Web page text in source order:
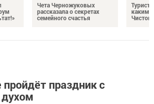
Чета Черножуковых
рассказала о секретах
семейного счастья
каким
праздник с